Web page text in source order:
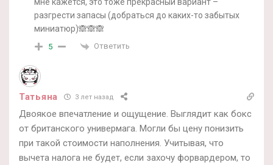
мне кажется, это тоже прекрасный вариант –
разгрести запасы (добраться до каких-то забытых
миниатюр)🙈🙈🙈
5 Ответить
Татьяна 3 лет назад
Двоякое впечатление и ощущение. Выглядит как бокс
от британского универмага. Могли бы цену понизить
при такой стоимости наполнения. Учитывая, что
вычета налога не будет, если захочу форвардером, то